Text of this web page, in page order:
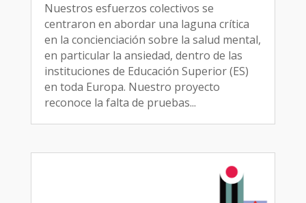
Nuestros esfuerzos colectivos se
centraron en abordar una laguna crítica
en la concienciación sobre la salud mental,
en particular la ansiedad, dentro de las
instituciones de Educación Superior (ES)
en toda Europa. Nuestro proyecto
reconoce la falta de pruebas...